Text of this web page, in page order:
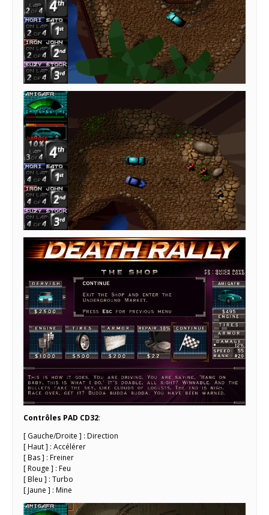
Contrôles PAD CD32:
[ Gauche/Droite ] : Direction
[ Haut ] : Accélérer
[ Bas ] : Freiner
[ Rouge ] : Feu
[ Bleu ] : Turbo
[ Jaune ] : Mine